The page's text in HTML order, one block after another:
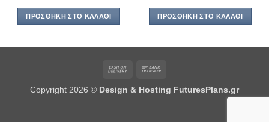
ΠΡΟΣΘΉΚΗ ΣΤΟ ΚΑΛΆΘΙ ΠΡΟΣΘΉΚΗ ΣΤΟ ΚΑΛΆΘΙ
Cash
Delivery
Copyright 2026 © Design & Hosting FuturesPlans.gr